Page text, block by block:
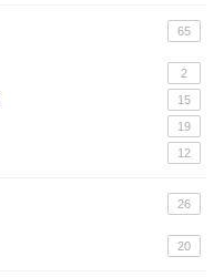
65
2
15
19
12
26
20